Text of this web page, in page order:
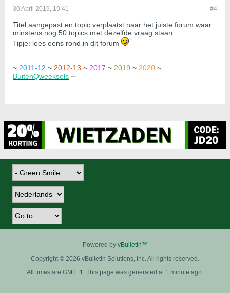
#4
30 April 2019, 19:41
Titel aangepast en topic verplaatst naar het juiste forum waar
minstens nog 50 topics met dezelfde vraag staan.
Tipje: lees eens rond in dit forum
~ 2011-12 ~ 2012-13 ~ 2017 ~ 2019 ~ 2020 ~
BuitenQweeksels ~
Powered by vBulletin™
Copyright © 2026 vBulletin Solutions, Inc. All rights reserved.
All times are GMT+1. This page was generated at 1 minute ago.